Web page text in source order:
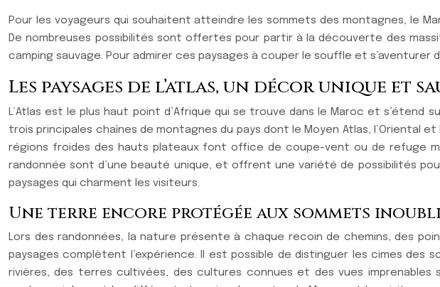
Pour les voyageurs qui souhaitent atteindre les sommets des montagnes, le
De nombreuses possibilités sont offertes pour partir à la découverte des
camping sauvage. Pour admirer ces paysages à couper le souffle et
Les paysages de l’atlas, un décor unique et
L’Atlas est le plus haut point d’Afrique qui se trouve dans le Maroc et s’étend
trois principales chaînes de montagnes du pays dont le Moyen Atlas, l’Oriental
régions froides des hauts plateaux font office de coupe-vent ou de refuge
randonnée sont d’une beauté unique, et offrent une variété de possibilités
paysages qui charment les visiteurs.
Une terre encore protégée aux sommets
Lors des randonnées, la nature présente à chaque recoin de chemins, des
paysages complètent l’expérience. Il est possible de distinguer les cimes
rivières, des terres cultivées, des cultures connues et des vues imprenables